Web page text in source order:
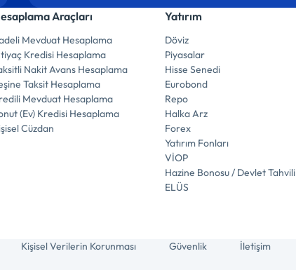
Araçları
Mevduat Hesaplama
Kredisi Hesaplama
Nakit Avans Hesaplama
Taksit Hesaplama
Mevduat Hesaplama
(Ev) Kredisi Hesaplama
Cüzdan
Yatırım
Döviz
Piyasalar
Hisse Senedi
Eurobond
Repo
Halka Arz
Forex
Yatırım Fonları
VİOP
Hazine Bonosu / Devlet Tahvili
ELÜS
Kişisel Verilerin Korunması Güvenlik İletişim